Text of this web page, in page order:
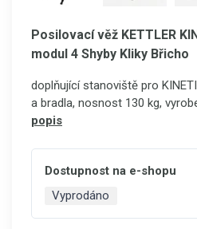
Posilovací věž KETTLER
modul 4 Shyby Kliky Břicho
doplňující stanoviště pro
a bradla, nosnost 130 kg,
popis
Dostupnost na e-shopu
Vyprodáno